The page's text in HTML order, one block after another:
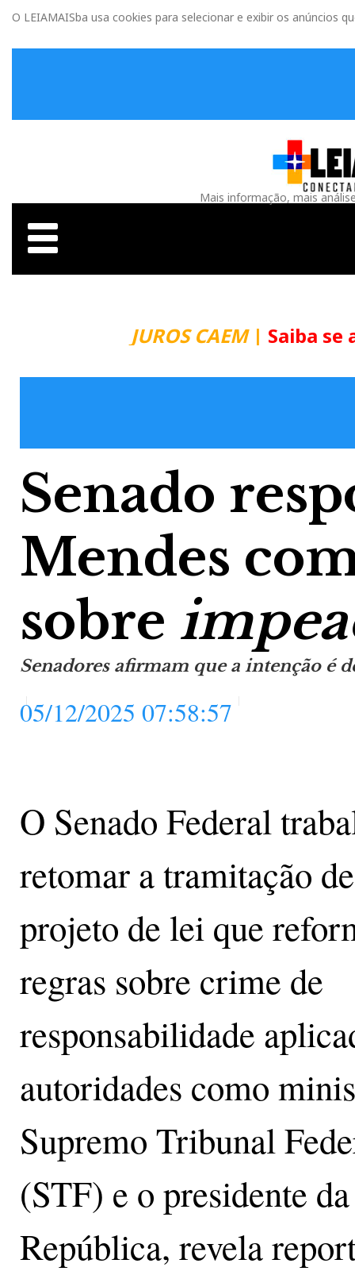
O LEIAMAISba usa cookies para selecionar e exibir os anúncios
Mais informação, mais
JUROS CAEM| Saiba se
Senado
Mendes
sobre
Senadores afirmam que a intenção é
05/12/2025 07:58:57
O Senado Federal
retomar a tramitação
projeto de lei que
regras sobre crime de
responsabilidade
autoridades como
Supremo Tribunal
(STF) e o presidente da
República, revela